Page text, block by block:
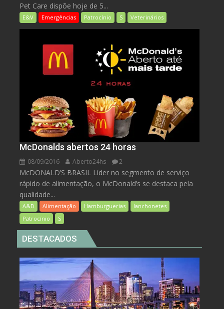
Pet Care dispõe hoje de 5...
E&V Emergências Patrocínio S Veterinários
McDonalds abertos 24 horas
08/09/2016 Aberto24hs 2
McDONALD’S BRASIL Líder no segmento de serviço
rápido de alimentação, o McDonald’s se destaca pela
qualidade...
A&D Alimentação Hamburguerias
lanchonetes
Patrocínio
S
DESTACADOS